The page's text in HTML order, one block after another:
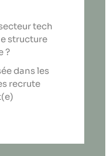
tech
structure
?
dans les
recrute